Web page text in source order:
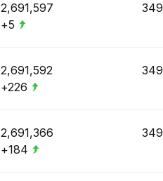
2,691,597
+5
349
2,691,592
+226
349
2,691,366
+184
349